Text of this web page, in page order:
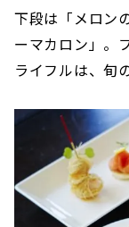
下段は「メロン
ーマカロン」。
ライフルは、旬